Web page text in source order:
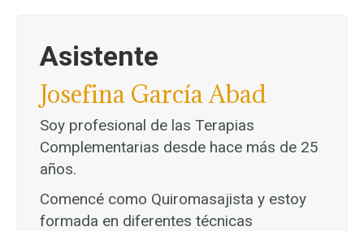
Asistente
Josefina García Abad
Soy profesional de las Terapias
Complementarias desde hace más de 25
años.
Comencé como Quiromasajista y estoy
formada en diferentes técnicas